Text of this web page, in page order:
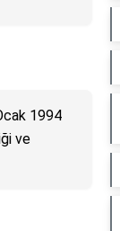
1994
ve